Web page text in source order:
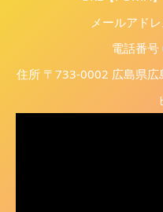
メールアド
電話番
住所 〒733-0002 広島県